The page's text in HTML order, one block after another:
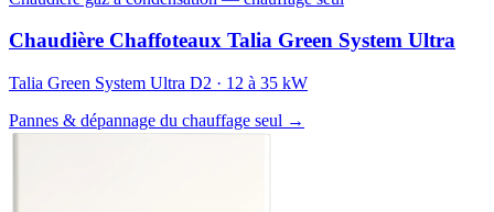
Chaudière Chaffoteaux Talia Green System Ultra
Talia Green System Ultra D2 · 12 à 35 kW
Pannes & dépannage du chauffage seul →